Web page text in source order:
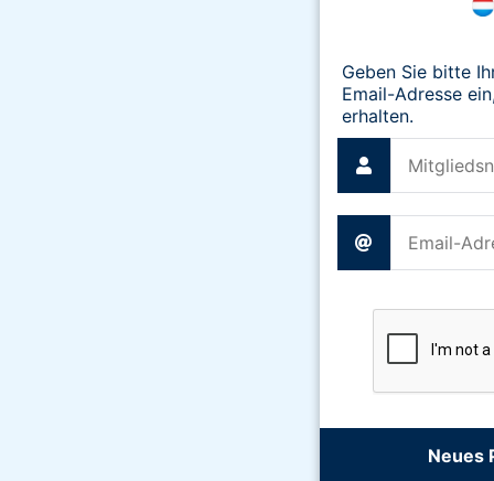
Geben Sie bitte
Email-Adresse
erhalten.